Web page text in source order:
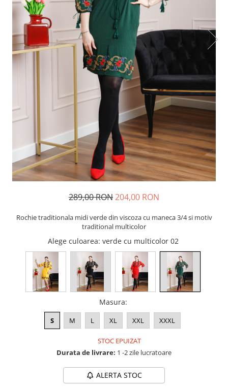
289,00 RON204,00 RON
Rochie traditionala midi verde din viscoza cu maneca 3/4 si motiv
traditional multicolor
Alege culoarea: verde cu multicolor 02
Masura:
S M L XL XXL XXXL
STOC EPUIZAT
Durata de livrare: 1 -2 zile lucratoare
ALERTA STOC